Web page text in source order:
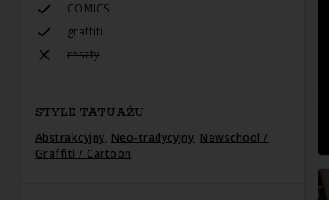
COMICS
graffiti
reszty
STYLE TATUAŻU
Abstrakcyjny, Neo-tradycyjny, Newschool /
Graffiti / Cartoon